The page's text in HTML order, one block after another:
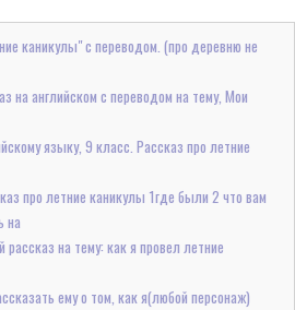
каникулы" с переводом. (про деревню не
на английском с переводом на тему, Мои
языку, 9 класс. Рассказ про летние
про летние каникулы 1где были 2 что вам
на
на тему: как я провел летние
ему о том, как я(любой персонаж)